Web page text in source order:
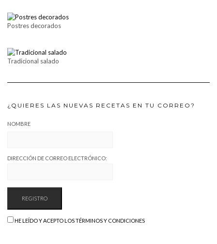
Postres decorados
Tradicional salado
¿QUIERES LAS NUEVAS RECETAS EN TU CORREO?
NOMBRE
DIRECCIÓN DE CORREO ELECTRÓNICO:
HE LEÍDO Y ACEPTO LOS TÉRMINOS Y CONDICIONES